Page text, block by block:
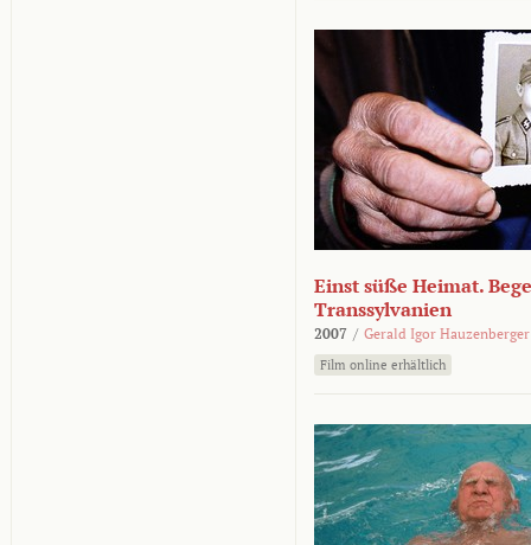
Einst süße Heimat.
Transsylvanien
2007 / Gerald Igor Hauzenberger
Film online erhältlich